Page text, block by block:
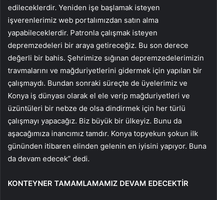
edileceklerdir. Yeniden işe başlamak isteyen
işverenlerimiz web portalımızdan satın alma
yapabileceklerdir. Patronla çalışmak isteyen
depremzedeleri bir araya getireceğiz. Bu son derece
değerli bir bahis. Şehrimize sığınan depremzedelerimizin
travmalarını ve mağduriyetlerini gidermek için yapılan bir
çalışmaydı. Bundan sonraki süreçte de üyelerimiz ve
Konya iş dünyası olarak el ele verip mağduriyetleri ve
üzüntüleri bir nebze de olsa dindirmek için her türlü
çalışmayı yapacağız. Biz büyük bir ülkeyiz. Bunu da
aşacağımıza inancımız tamdır. Konya topyekun şokun ilk
gününden itibaren elinden gelenin en iyisini yapıyor. Buna
da devam edecek” dedi.
KONTEYNER TAMAMLAMAMIZ DEVAM EDECEKTİR